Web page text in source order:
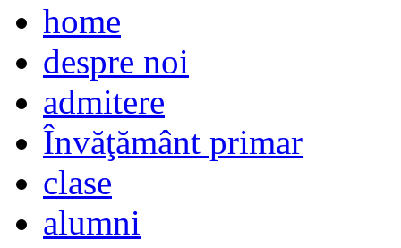
home
despre noi
admitere
Învăţământ primar
clase
alumni